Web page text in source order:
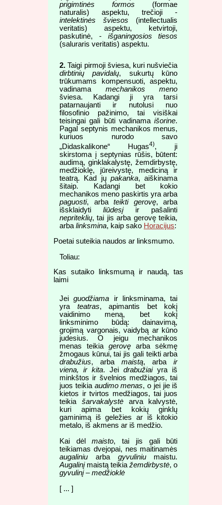
prigimtinės formos (formae
naturalis) aspektu, trečioji -
intelektinės šviesos (intellectualis
veritatis) aspektu, ketvirtoji,
paskutinė, - išganingosios tiesos
(saluraris veritatis) aspektu.
2. Taigi pirmoji šviesa, kuri nušviečia
dirbtinių pavidalų, sukurtų kūno
trūkumams kompensuoti, aspektu,
vadinama mechanikos meno
šviesa. Kadangi ji yra tarsi
patarnaujanti ir nutolusi nuo
filosofinio pažinimo, tai visiškai
teisingai gali būti vadinamaišorine.
Pagal septynis mechanikos menus,
kuriuos nurodo savo
„Didaskalikone“ Hugas4), ji
skirstoma į septynias rūšis, būtent:
audimą, ginklakalystę, žemdirbystę,
medžioklę, jūreivystę, mediciną ir
teatrą. Kad jųpakanka, aiškinama
šitaip. Kadangi bet kokio
mechanikos meno paskirtis yra arba
paguosti, arbateikti gerovę, arba
išsklaidytiliūdesįir pašalinti
nepriteklių, tai jis arba gerovę teikia,
arba linksmina, kaip sako Horacijus:
Poetai suteikia naudos ar linksmumo.
Toliau:
Kas sutaiko linksmumą ir naudą, tas
laimi
Jeiguodžiama ir linksminama, tai
yra teatras, apimantis bet kokį
vaidinimo meną, bet kokį
linksminimo būdą: dainavimą,
grojimą vargonais, vaidybą ar kūno
judesius. O jeigu mechanikos
menas teikiagerovę arba sėkmę
žmogaus kūnui, tai jis gali teikti arba
drabužius, arbamaistą, arbair
viena, ir kita. Jeidrabužiaiyra iš
minkštos ir švelnios medžiagos, tai
juos teikia audimo menas, o jei jie iš
kietos ir tvirtos medžiagos, tai juos
teikia šarvakalystėarva kalvystė,
kuri apima bet kokių ginklų
gaminimą iš geležies ar iš kitokio
metalo, iš akmens ar iš medžio.
Kai dėlmaisto, tai jis gali būti
teikiamas dvejopai, nes maitinamės
augaliniu arba gyvuliniumaistu.
Augalinįmaistą teikiažemdirbystė, o
gyvulinį – medžioklė
[ ... ]